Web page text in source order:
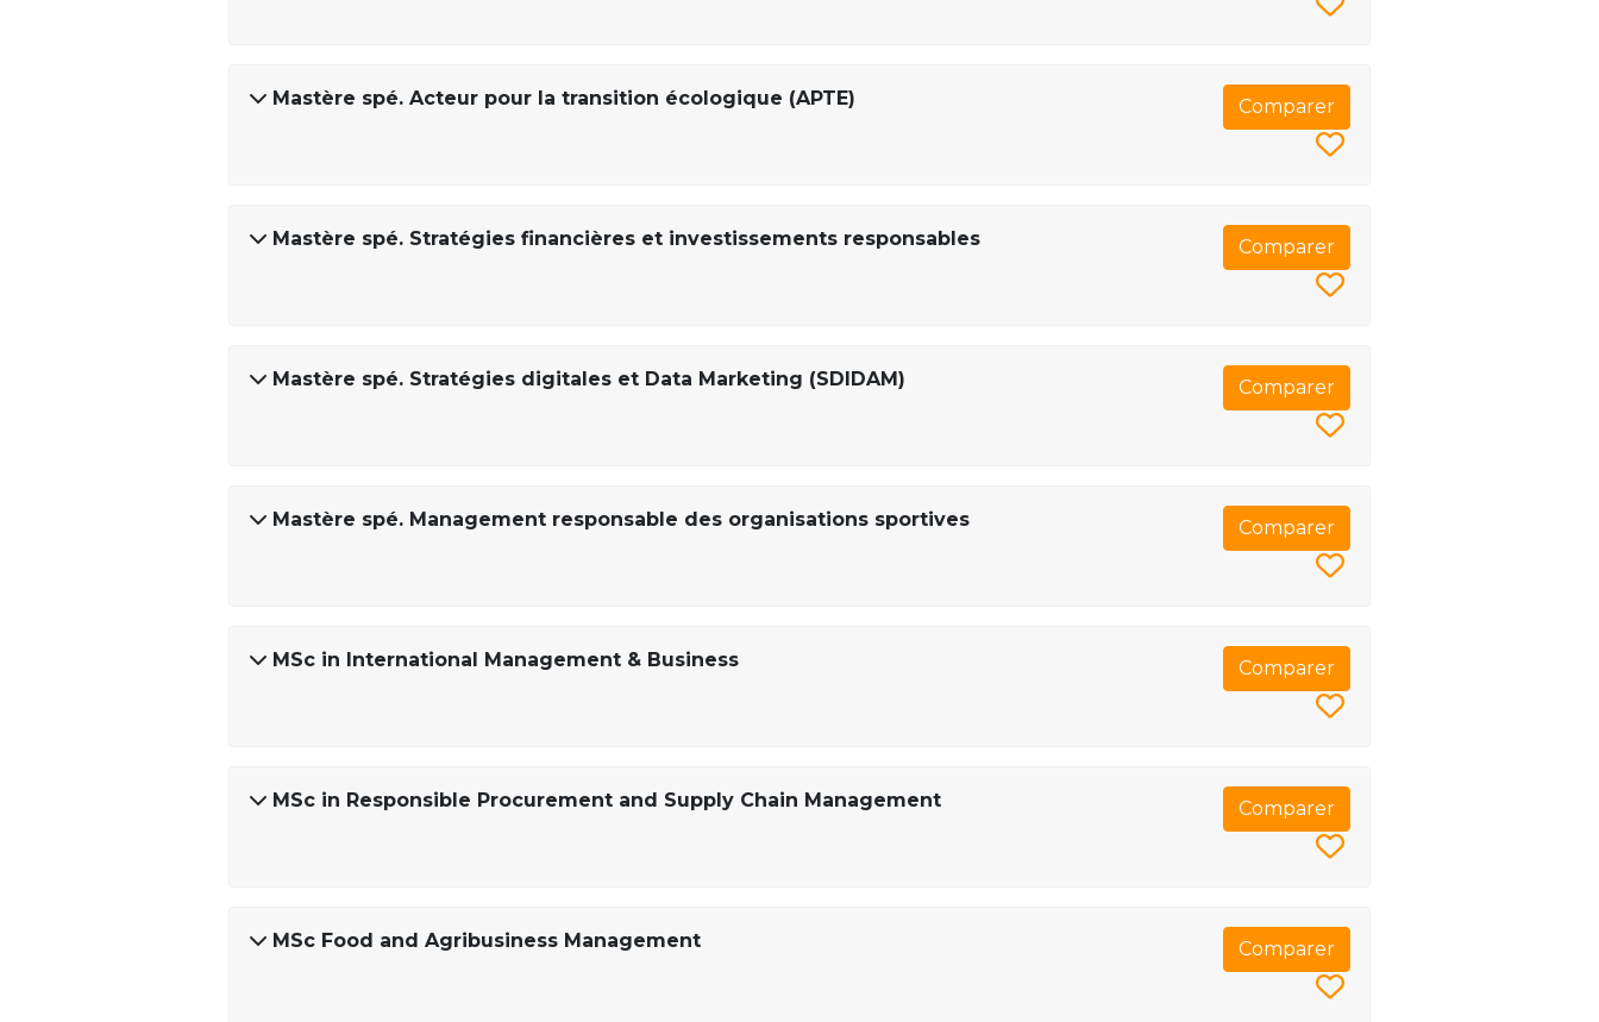
Mastère spé. Acteur pour la transition écologique (APTE) Comparer
Mastère spé. Stratégies financières et investissements responsables Comparer
Mastère spé. Stratégies digitales et Data Marketing (SDIDAM) Comparer
Mastère spé. Management responsable des organisations sportives Comparer
MSc in International Management & Business Comparer
MSc in Responsible Procurement and Supply Chain Management Comparer
MSc Food and Agribusiness Management Comparer